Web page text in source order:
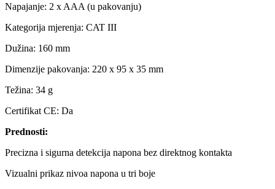
Napajanje: 2 x AAA (u pakovanju)
Kategorija mjerenja: CAT III
Dužina: 160 mm
Dimenzije pakovanja: 220 x 95 x 35 mm
Težina: 34 g
Certifikat CE: Da
Prednosti:
Precizna i sigurna detekcija napona bez direktnog kontakta
Vizualni prikaz nivoa napona u tri boje